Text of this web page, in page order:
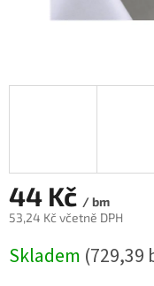
44 Kč / bm
53,24 Kč včetně DPH
cena:
Skladem (729,39